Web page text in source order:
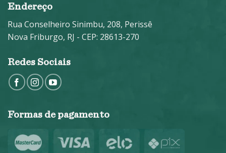
Endereço
Rua Conselheiro Sinimbu, 208, Perissê
Nova Friburgo, RJ - CEP: 28613-270
Redes Sociais
Formas de pagamento